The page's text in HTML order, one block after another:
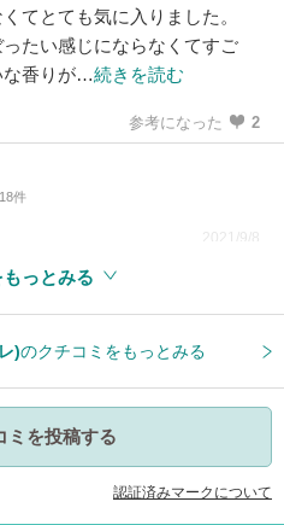
てとても気に入りました。
たい感じにならなくてすご
な香りが…続きを読む
参考になった 2
件
2021/9/8
っとみる
)のクチコミをもっとみる
ミを投稿する
認証済みマークについて